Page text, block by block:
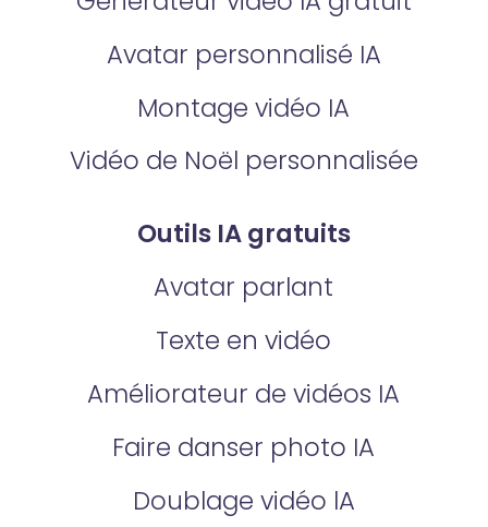
Avatar personnalisé IA
Montage vidéo IA
Vidéo de Noël personnalisée
Outils IA gratuits
Avatar parlant
Texte en vidéo
Améliorateur de vidéos IA
Faire danser photo IA
Doublage vidéo lA